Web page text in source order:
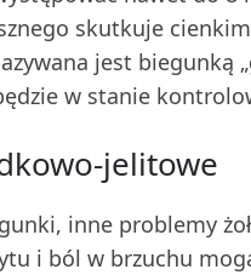
skutkuje
jest biegunką
w stanie
jelitowe
inne problemy
i ból w brzuchu